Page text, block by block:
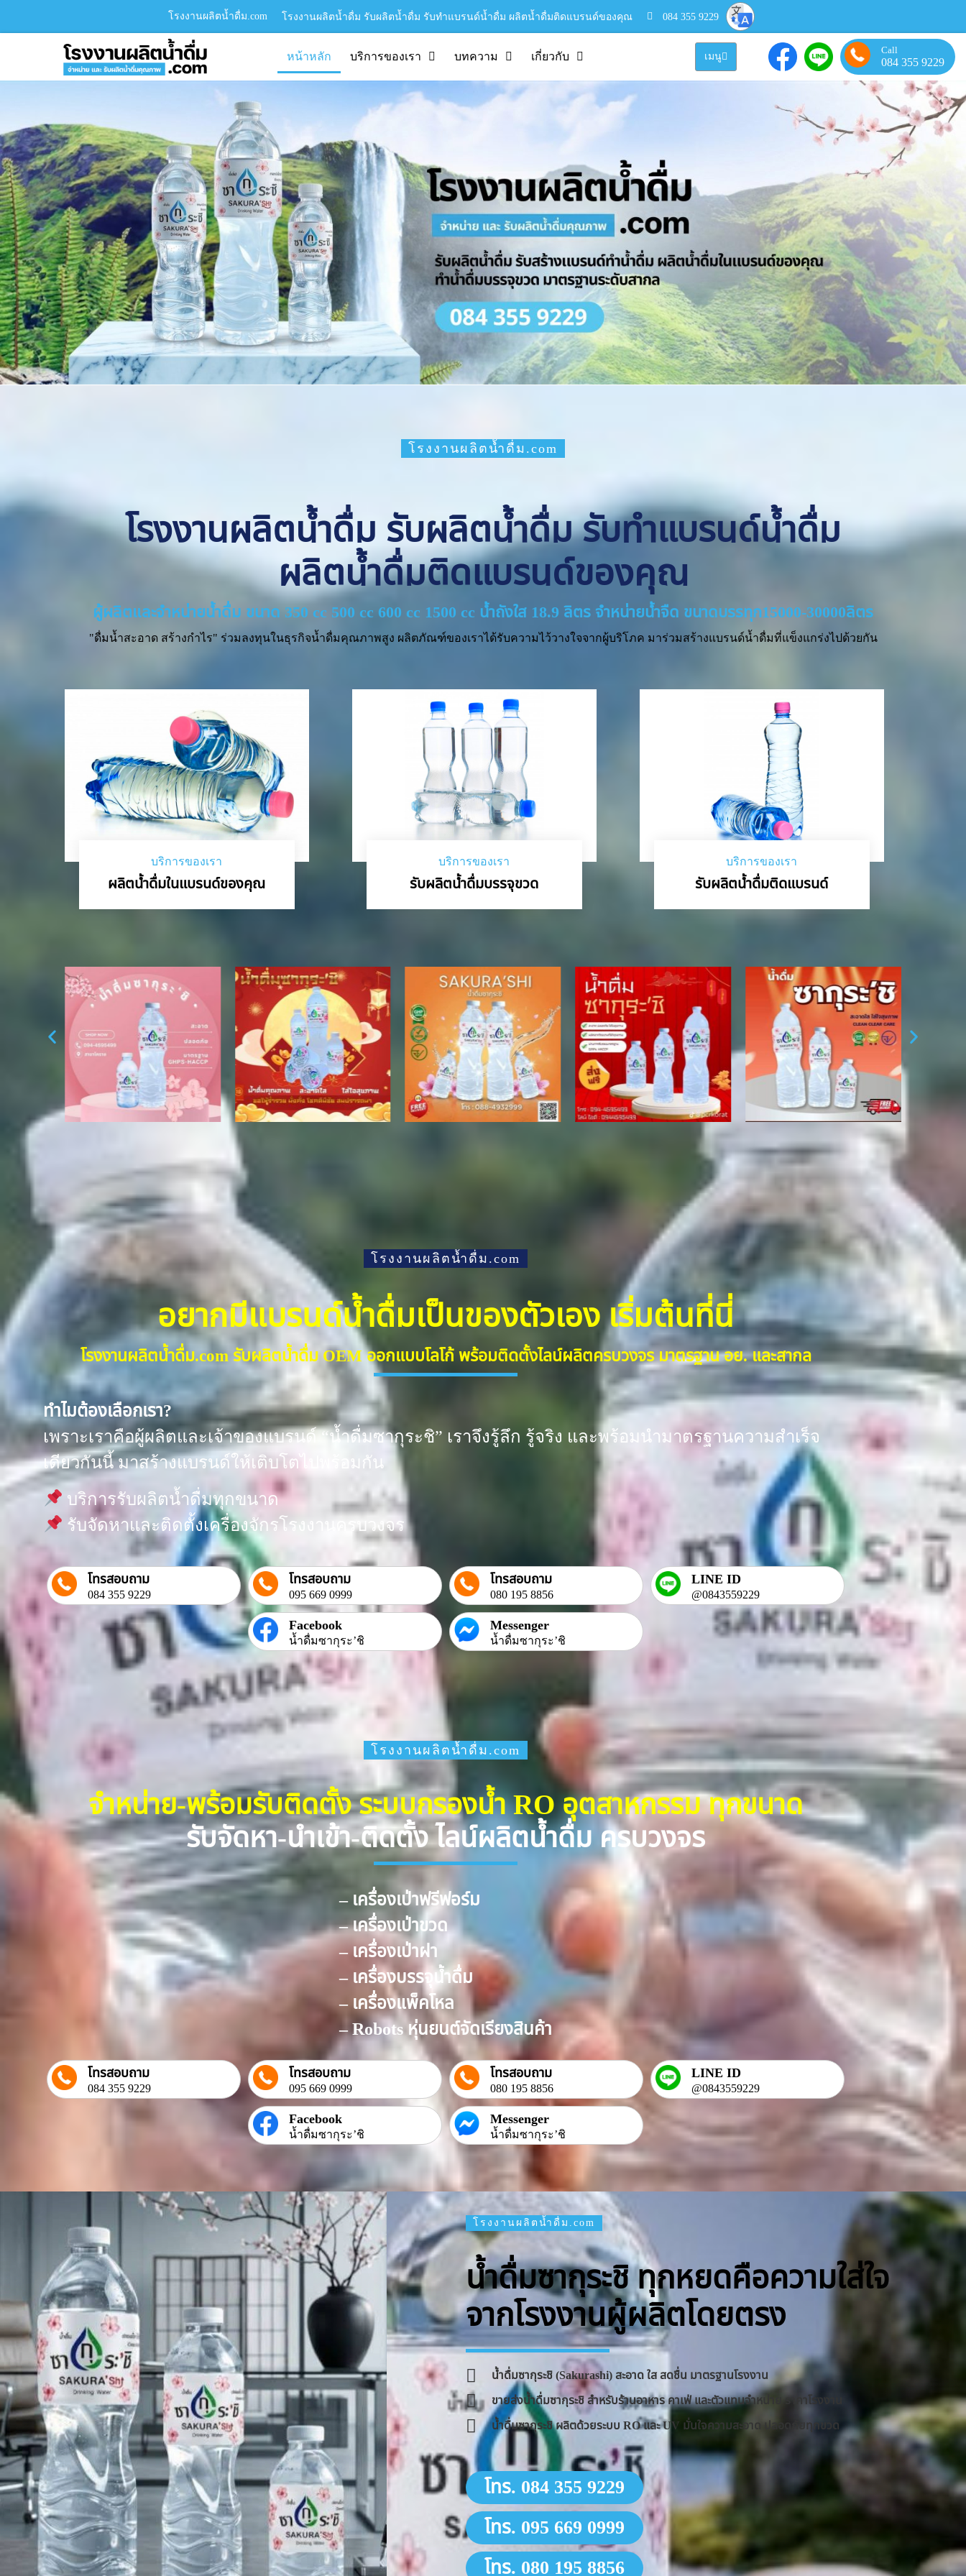
โรงงานผลิตน้ำดื่ม.com โรงงานผลิตน้ำดื่ม รับผลิตน้ำดื่ม รับทำแบรนด์น้ำดื่ม ผลิตน้ำดื่มติดแบรนด์ของคุณ 084 355 9229
หน้าหลัก บริการของเรา บทความ เกี่ยวกับ เมนู
Call
084 355 9229
โรงงานผลิตน้ำดื่ม.com
โรงงานผลิตน้ำดื่ม รับผลิตน้ำดื่ม รับทำแบรนด์น้ำดื่ม
ผลิตน้ำดื่มติดแบรนด์ของคุณ
ผู้ผลิตและจำหน่ายน้ำดื่ม ขนาด 350 cc 500 cc 600 cc 1500 cc น้ำถังใส 18.9 ลิตร จำหน่ายน้ำจืด ขนาดบรรทุก15000-30000ลิตร
"ดื่มน้ำสะอาด สร้างกำไร" ร่วมลงทุนในธุรกิจน้ำดื่มคุณภาพสูง ผลิตภัณฑ์ของเราได้รับความไว้วางใจจากผู้บริโภค มาร่วมสร้างแบรนด์น้ำดื่มที่แข็งแกร่งไปด้วยกัน
บริการของเรา
ผลิตน้ำดื่มในแบรนด์ของคุณ
บริการของเรา
รับผลิตน้ำดื่มบรรจุขวด
บริการของเรา
รับผลิตน้ำดื่มติดแบรนด์
โรงงานผลิตน้ำดื่ม.com
อยากมีแบรนด์น้ำดื่มเป็นของตัวเอง เริ่มต้นที่นี่
โรงงานผลิตน้ำดื่ม.com รับผลิตน้ำดื่ม OEM ออกแบบโลโก้ พร้อมติดตั้งไลน์ผลิตครบวงจร มาตรฐาน อย. และสากล
ทำไมต้องเลือกเรา?
เพราะเราคือผู้ผลิตและเจ้าของแบรนด์ “น้ำดื่มซากุระชิ” เราจึงรู้ลึก รู้จริง และพร้อมนำมาตรฐานความสำเร็จ
เดียวกันนี้ มาสร้างแบรนด์ให้เติบโตไปพร้อมกัน
บริการรับผลิตน้ำดื่มทุกขนาด
รับจัดหาและติดตั้งเครื่องจักรโรงงานครบวงจร
โทรสอบถาม
084 355 9229
โทรสอบถาม
095 669 0999
โทรสอบถาม
080 195 8856
LINE ID
@0843559229
Facebook
น้ำดื่มซากุระ’ชิ
Messenger
น้ำดื่มซากุระ’ชิ
โรงงานผลิตน้ำดื่ม.com
จำหน่าย-พร้อมรับติดตั้ง ระบบกรองน้ำ RO อุตสาหกรรม ทุกขนาด
รับจัดหา-นำเข้า-ติดตั้ง ไลน์ผลิตน้ำดื่ม ครบวงจร
– เครื่องเป่าฟรีฟอร์ม
– เครื่องเป่าขวด
– เครื่องเป่าฝา
– เครื่องบรรจุน้ำดื่ม
– เครื่องแพ็คโหล
– Robots หุ่นยนต์จัดเรียงสินค้า
โทรสอบถาม
084 355 9229
โทรสอบถาม
095 669 0999
โทรสอบถาม
080 195 8856
LINE ID
@0843559229
Facebook
น้ำดื่มซากุระ’ชิ
Messenger
น้ำดื่มซากุระ’ชิ
โรงงานผลิตน้ำดื่ม.com
น้ำดื่มซากุระชิ ทุกหยดคือความใส่ใจ
จากโรงงานผู้ผลิตโดยตรง
น้ำดื่มซากุระชิ (Sakurashi) สะอาด ใส สดชื่น มาตรฐานโรงงาน
ขายส่งน้ำดื่มซากุระชิ สำหรับร้านอาหาร คาเฟ่ และตัวแทนจำหน่าย ราคาโรงงาน
น้ำดื่มซากุระชิ ผลิตด้วยระบบ RO และ UV มั่นใจความสะอาด ปลอดภัยทุกขวด
โทร. 084 355 9229
โทร. 095 669 0999
โทร. 080 195 8856